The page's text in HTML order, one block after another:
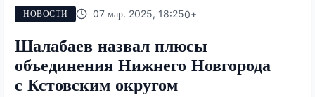
НОВОСТИ 07 мар. 2025, 18:250+
Шалабаев назвал плюсы
объединения Нижнего Новгорода
с Кстовским округом